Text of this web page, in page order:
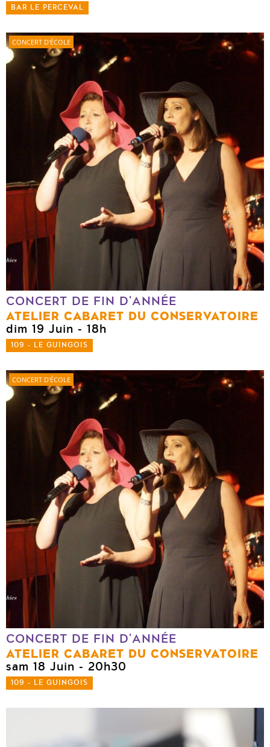
BAR LE PERCEVAL
CONCERT D'ÉCOLE
CONCERT DE FIN D'ANNÉE
ATELIER CABARET DU CONSERVATOIRE
dim 19 Juin - 18h
109 - LE GUINGOIS
CONCERT D'ÉCOLE
CONCERT DE FIN D'ANNÉE
ATELIER CABARET DU CONSERVATOIRE
sam 18 Juin - 20h30
109 - LE GUINGOIS